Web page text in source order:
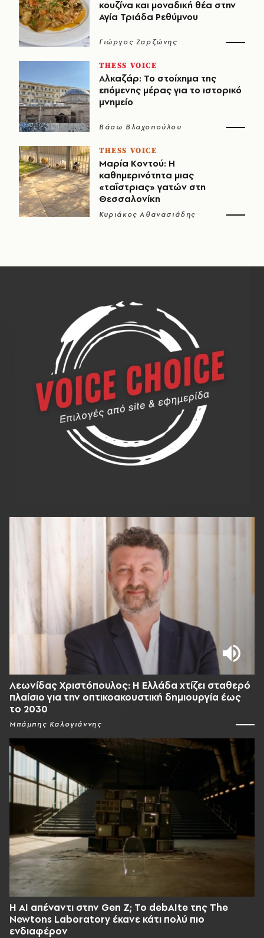
κουζίνα και μοναδική θέα στην
Αγία Τριάδα Ρεθύμνου
Γιώργος Ζαρζώνης
THESS VOICE
Αλκαζάρ: Το στοίχημα της
επόμενης μέρας για το ιστορικό
μνημείο
Βάσω Βλαχοπούλου
THESS VOICE
Μαρία Κοντού: Η
καθημερινότητα μιας
«ταΐστριας» γατών στη
Θεσσαλονίκη
Κυριάκος Αθανασιάδης
Λεωνίδας Χριστόπουλος: Η Ελλάδα χτίζει σταθερό
πλαίσιο για την οπτικοακουστική δημιουργία έως
το 2030
Μπάμπης Καλογιάννης
Η AI απέναντι στην Gen Z; Το debAIte της The
Newtons Laboratory έκανε κάτι πολύ πιο
ενδιαφέρον